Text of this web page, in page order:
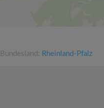
Rheinland-Pfalz